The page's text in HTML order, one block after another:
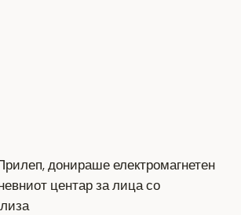
донираше електромагнетен
центар за лица со